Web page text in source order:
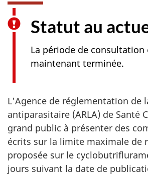
Statut au
La période de consultation
maintenant terminée.
L'Agence de réglementation de
antiparasitaire (ARLA) de Santé
grand public à présenter des
écrits sur la limite maximale de
proposée sur le
jours suivant la date de